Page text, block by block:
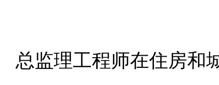
总监理工程师在住房和